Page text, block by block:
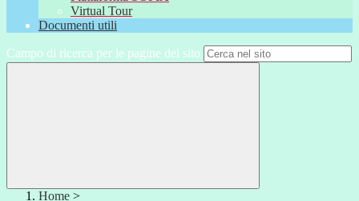
Virtual Tour
Documenti utili
Campo di ricerca per le pagine del sito
Home >